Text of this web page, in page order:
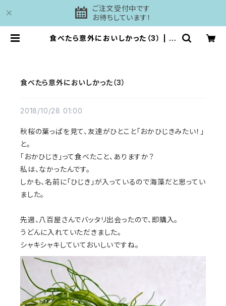
ご注文受付中です
お待ちしています！
食べたら意外においしかった（3） | 工
食べたら意外においしかった（3）
2018/10/28 01:00
秋桜の葉っぱを見て、友達がひとこと「おかひじきみたい！」
と。
「おかひじき」って食べたこと、ありますか？
私は、なかったんです。
しかも、名前に「ひじき」が入っているので海藻だと思ってい
ました。
先週、八百屋さんでバッタリ出会ったので、即購入。
うどんに入れていただきました。
シャキシャキしていておいしいですね。